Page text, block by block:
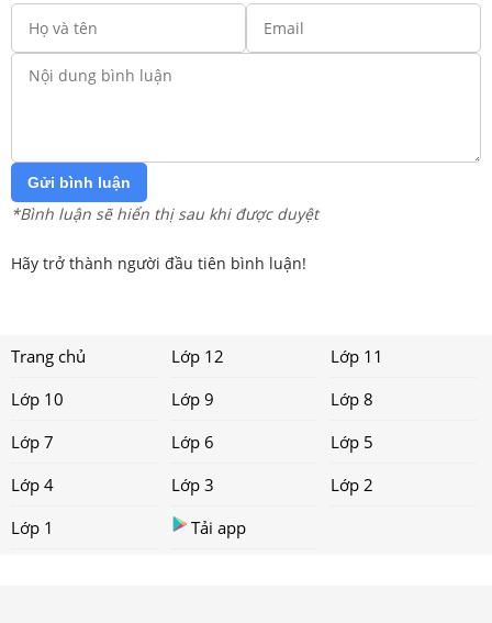
Gửi bình luận
*Bình luận sẽ hiển thị sau khi được duyệt
Hãy trở thành người đầu tiên bình luận!
Trang chủ Lớp 12
Lớp 11
Lớp 10
Lớp 9
Lớp 8
Lớp 7
Lớp 6
Lớp 5
Lớp 4
Lớp 3
Lớp 2
Lớp 1
Tải app